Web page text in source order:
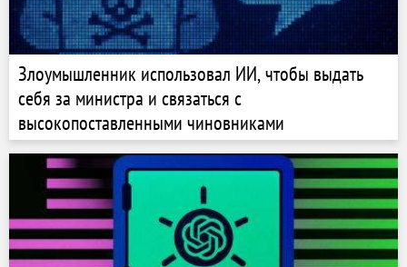
Злоумышленник использовал ИИ, чтобы выдать
себя за министра и связаться с
высокопоставленными чиновниками